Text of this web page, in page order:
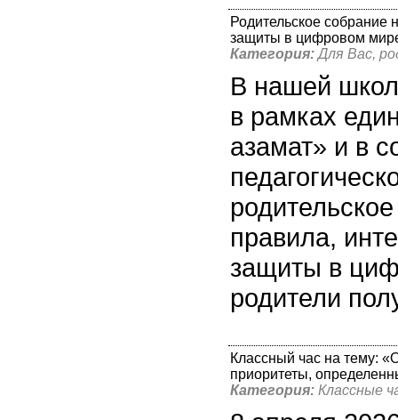
Родительское
защиты в цифровом
Категория: Для Вас,
В нашей
в рамках
азамат» и в
правила,
защиты в
родители
Классный час на тему:
приоритеты,
Категория: Классные